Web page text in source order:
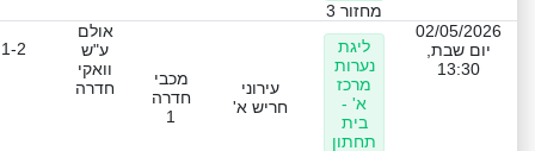
מחזור 3
02/05/2026
יום שבת,
13:30
ליגת
נערות
מרכז
א' -
בית
תחתון
עירוני
חריש א'
מכבי
חדרה
1
אולם
ע"ש
וואקי
חדרה
1-2